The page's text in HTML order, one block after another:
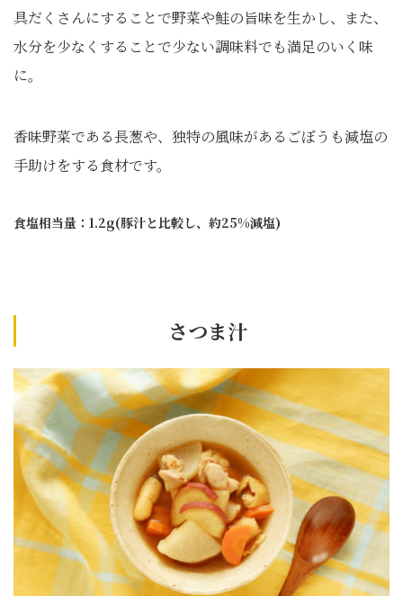
具だくさんにすることで野菜や鮭の旨味を生かし、また、
水分を少なくすることで少ない調味料でも満足のいく味
に。
香味野菜である長葱や、独特の風味があるごぼうも減塩の
手助けをする食材です。
食塩相当量：1.2g(豚汁と比較し、約25%減塩)
さつま汁